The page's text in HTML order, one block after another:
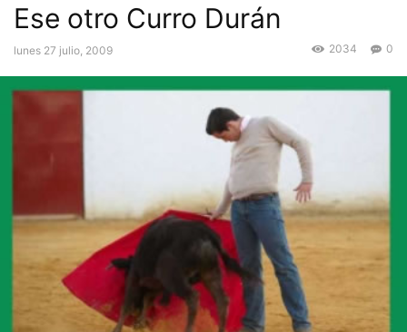
Ese otro Curro Durán
lunes 27 julio, 2009 0
2034